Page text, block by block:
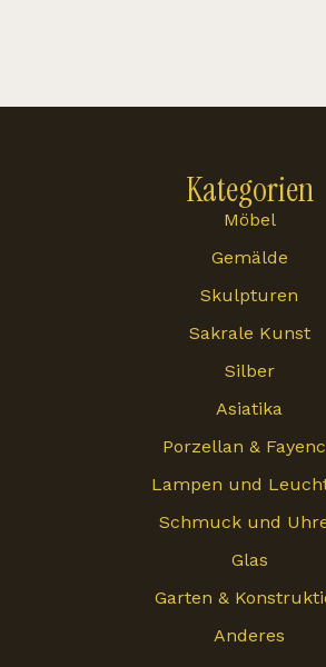
Kategorien
Möbel
Gemälde
Skulpturen
Sakrale Kunst
Silber
Asiatika
Porzellan &
Lampen und
Schmuck und
Glas
Garten &
Anderes